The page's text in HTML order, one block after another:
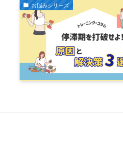
お悩みシリーズ